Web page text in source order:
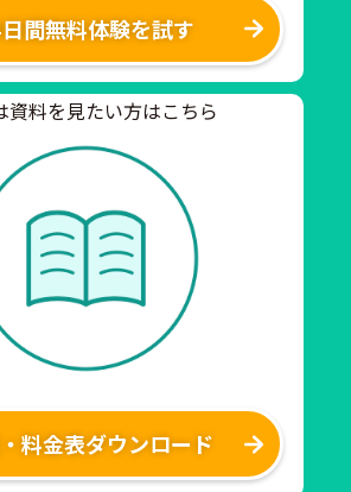
間無料体験を試す
資料を見たい方はこちら
料金表ダウンロード